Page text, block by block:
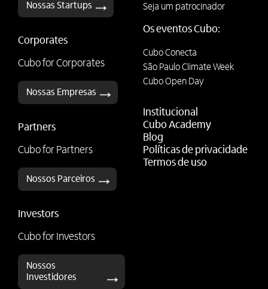
Nossas Startups
Corporates
Cubo for Corporates
Nossas Empresas
Partners
Cubo for Partners
Nossos Parceiros
Investors
Cubo for Investors
Nossos
Investidores
Seja um patrocinador
Os eventos Cubo:
Cubo Conecta
São Paulo Climate Week
Cubo Open Day
Institucional
Cubo Academy
Blog
Políticas de privacidade
Termos de uso